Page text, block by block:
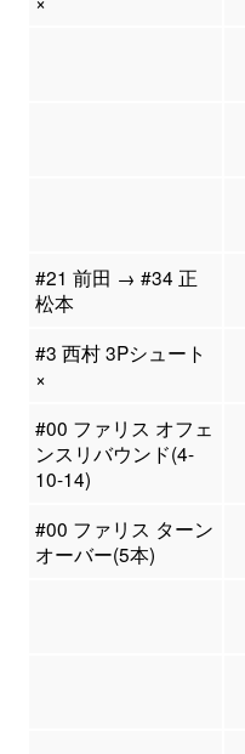
#21 前田 → #34 正
松本
#3 西村 3Pシュート
×
#00 ファリス オフェ
ンスリバウンド(4-
10-14)
#00 ファリス ターン
オーバー(5本)